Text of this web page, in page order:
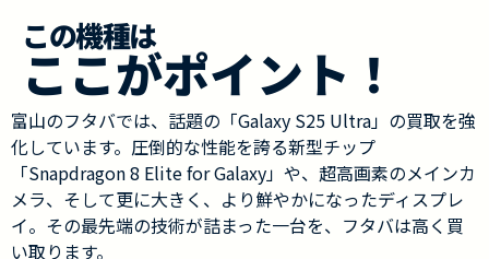
この機種は
ここがポイント！
富山のフタバでは、話題の「Galaxy S25 Ultra」の買取を強
化しています。圧倒的な性能を誇る新型チップ
「Snapdragon 8 Elite for Galaxy」や、超高画素のメインカ
メラ、そして更に大きく、より鮮やかになったディスプレ
イ。その最先端の技術が詰まった一台を、フタバは高く買
い取ります。